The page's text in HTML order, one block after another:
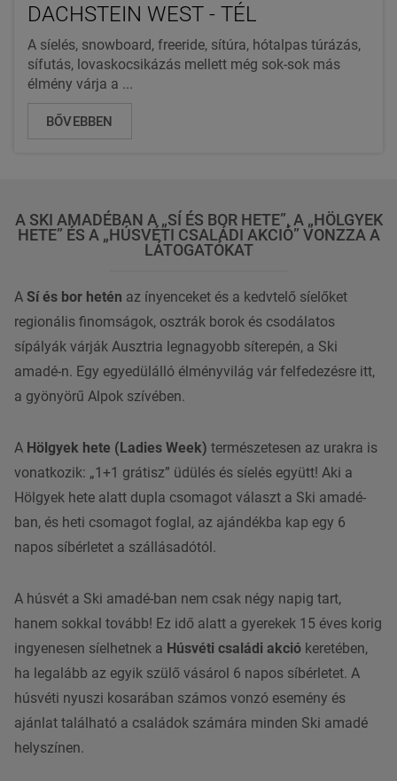
DACHSTEIN WEST - TÉL
A síelés, snowboard, freeride, sítúra, hótalpas túrázás,
sífutás, lovaskocsikázás mellett még sok-sok más
élmény várja a ...
BŐVEBBEN
A SKI AMADÉBAN A „SÍ ÉS BOR HETE”, A „HÖLGYEK
HETE” ÉS A „HÚSVÉTI CSALÁDI AKCIÓ” VONZZA A
LÁTOGATÓKAT
A Sí és bor hetén az ínyenceket és a kedvtelő síelőket
regionális finomságok, osztrák borok és csodálatos
sípályák várják Ausztria legnagyobb síterepén, a Ski
amadé-n. Egy egyedülálló élményvilág vár felfedezésre itt,
a gyönyörű Alpok szívében.
A Hölgyek hete (Ladies Week) természetesen az urakra is
vonatkozik: „1+1 grátisz” üdülés és síelés együtt! Aki a
Hölgyek hete alatt dupla csomagot választ a Ski amadé-
ban, és heti csomagot foglal, az ajándékba kap egy 6
napos síbérletet a szállásadótól.
A húsvét a Ski amadé-ban nem csak négy napig tart,
hanem sokkal tovább! Ez idő alatt a gyerekek 15 éves korig
ingyenesen síelhetnek a Húsvéti családi akció keretében,
ha legalább az egyik szülő vásárol 6 napos síbérletet. A
húsvéti nyuszi kosarában számos vonzó esemény és
ajánlat található a családok számára minden Ski amadé
helyszínen.